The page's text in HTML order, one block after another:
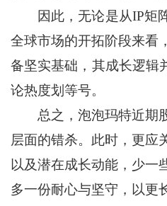
因此，无论是从IP矩阵
全球市场的开拓阶段来看
备坚实基础，其成长逻辑
论热度划等号。
总之，泡泡玛特近期
层面的错杀。此时，更应
以及潜在成长动能，少一
多一份耐心与坚守，以更